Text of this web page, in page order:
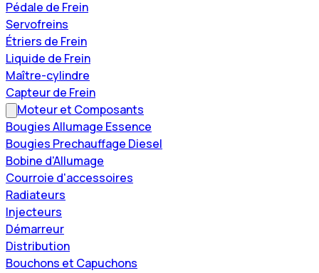
Pédale de Frein
Servofreins
Étriers de Frein
Liquide de Frein
Maître-cylindre
Capteur de Frein
Moteur et Composants
Bougies Allumage Essence
Bougies Prechauffage Diesel
Bobine d'Allumage
Courroie d'accessoires
Radiateurs
Injecteurs
Démarreur
Distribution
Bouchons et Capuchons